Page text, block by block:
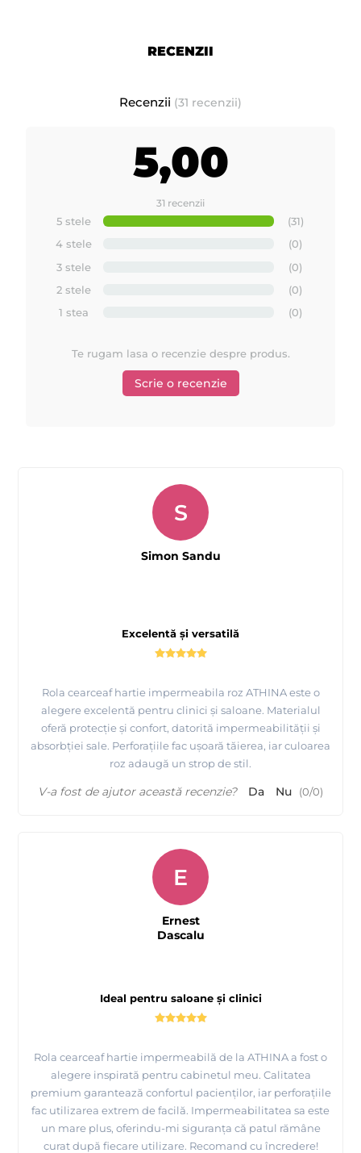
contine 12 role.
RECENZII
Recenzii (31 recenzii)
5,00
31 recenzii
5 stele
(31)
4 stele
(0)
3 stele
(0)
2 stele
(0)
1 stea
(0)
Te rugam lasa o recenzie despre produs.
Scrie o recenzie
Excelentă și versatilă
Rola cearceaf hartie impermeabila roz ATHINA este o
alegere excelentă pentru clinici și saloane. Materialul
oferă protecție și confort, datorită impermeabilității și
absorbției sale. Perforațiile fac ușoară tăierea, iar culoarea
roz adaugă un strop de stil.
S
Simon Sandu
V-a fost de ajutor această recenzie? Da Nu (0/0)
Ideal pentru saloane și clinici
Rola cearceaf hartie impermeabilă de la ATHINA a fost o
alegere inspirată pentru cabinetul meu. Calitatea
premium garantează confortul pacienților, iar perforațiile
fac utilizarea extrem de facilă. Impermeabilitatea sa este
un mare plus, oferindu-mi siguranța că patul rămâne
curat după fiecare utilizare. Recomand cu încredere!
E
Ernest
Dascalu